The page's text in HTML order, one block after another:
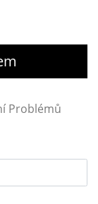
Problémů